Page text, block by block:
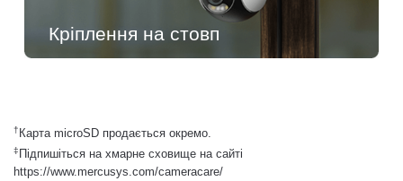
Кріплення на стовп
† Карта microSD продається окремо.
‡ Підпишіться на хмарне сховище на сайті
https://www.mercusys.com/cameracare/